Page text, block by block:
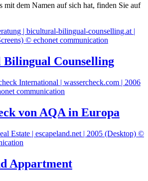
mit dem Namen auf sich hat, finden Sie auf
Counselling
von AQA in Europa
Appartment